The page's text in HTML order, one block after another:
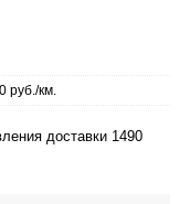
руб./км.
доставки 1490